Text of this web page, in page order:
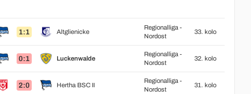
1:1 Altglienicke
Regionalliga -
Nordost
33. kolo
0:1 Luckenwalde
Regionalliga -
Nordost
32. kolo
2:0 Hertha BSC II
Regionalliga -
Nordost
31. kolo